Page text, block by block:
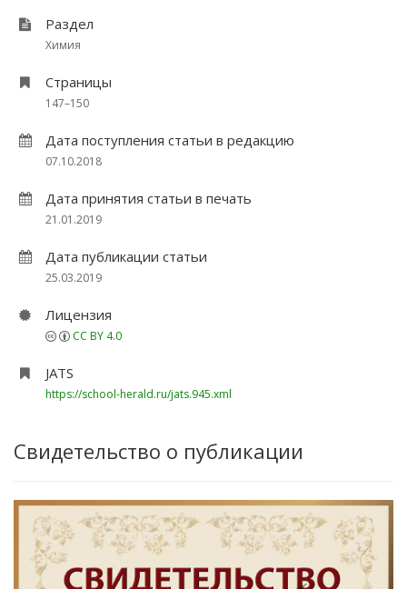
Раздел
Химия
Страницы
147–150
Дата поступления статьи в редакцию
07.10.2018
Дата принятия статьи в печать
21.01.2019
Дата публикации статьи
25.03.2019
Лицензия
CC BY 4.0
JATS
https://school-herald.ru/jats.945.xml
Свидетельство о публикации